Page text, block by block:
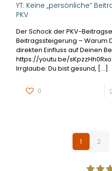
YT: Keine „persönliche“
PKV
Der Schock der PKV-
Beitragssteigerung – Warum
direkten Einfluss auf Deinen
https://youtu.be/
Irrglaube: Du bist gesund, […]
0
1 2